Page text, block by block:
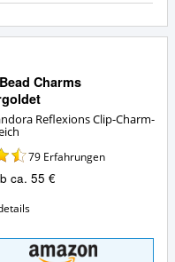
Charms
Reflexions Clip-Charm-
79 Erfahrungen
ca. 55 €